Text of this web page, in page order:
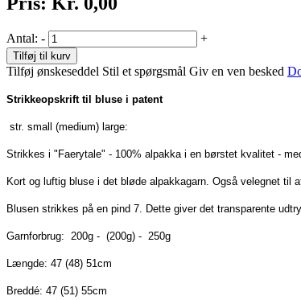
Antal: - +
Tilføj til kurv
Tilføj ønskeseddel Stil et spørgsmål Giv en ven besked
Strikkeopskrift til bluse i patent
str. small (medium) large:
Strikkes i "Faerytale" - 100% alpakka i en børstet kvalitet -
Kort og luftig bluse i det bløde alpakkagarn. Også velegnet til
Blusen strikkes på en pind 7. Dette giver det transparente
Garnforbrug: 200g - (200g) - 250g
Længde: 47 (48) 51cm
Breddé: 47 (51) 55cm